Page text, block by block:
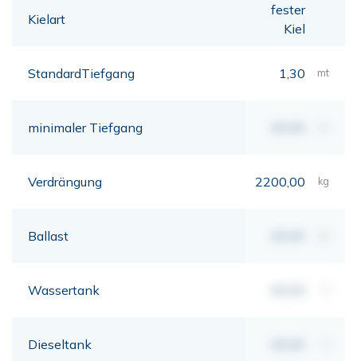
Kielart
fester
Kiel
StandardTiefgang 1,30 mt
minimaler Tiefgang
Verdrängung 2200,00 kg
Ballast
Wassertank
Dieseltank